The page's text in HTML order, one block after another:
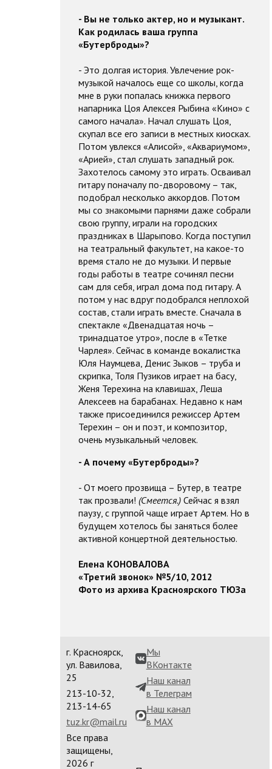
- Вы не только актер, но и музыкант.
Как родилась ваша группа
«Бутерброды»?
- Это долгая история. Увлечение рок-
музыкой началось еще со школы, когда
мне в руки попалась книжка первого
напарника Цоя Алексея Рыбина «Кино» с
самого начала». Начал слушать Цоя,
скупал все его записи в местных киосках.
Потом увлекся «Алисой», «Аквариумом»,
«Арией», стал слушать западный рок.
Захотелось самому это играть. Осваивал
гитару поначалу по-дворовому – так,
подобрал несколько аккордов. Потом
мы со знакомыми парнями даже собрали
свою группу, играли на городских
праздниках в Шарыпово. Когда поступил
на театральный факультет, на какое-то
время стало не до музыки. И первые
годы работы в театре сочинял песни
сам для себя, играл дома под гитару. А
потом у нас вдруг подобрался неплохой
состав, стали играть вместе. Сначала в
спектакле «Двенадцатая ночь –
тринадцатое утро», после в «Тетке
Чарлея». Сейчас в команде вокалистка
Юля Наумцева, Денис Зыков – труба и
скрипка, Толя Пузиков играет на басу,
Женя Терехина на клавишах, Леша
Алексеев на барабанах. Недавно к нам
также присоединился режиссер Артем
Терехин – он и поэт, и композитор,
очень музыкальный человек.
- А почему «Бутерброды»?
- От моего прозвища – Бутер, в театре
так прозвали! (Смеется.)Сейчас я взял
паузу, с группой чаще играет Артем. Но в
будущем хотелось бы заняться более
активной концертной деятельностью.
Елена КОНОВАЛОВА
«Третий звонок» №5/10, 2012
Фото из архива Красноярского ТЮЗа
г. Красноярск,
ул. Вавилова,
25
213-10-32,
213-14-65
tuz.kr@mail.ru
Все права
защищены,
2026 г
Мы
ВКонтакте
Наш канал
в Телеграм
Наш канал
в MAX